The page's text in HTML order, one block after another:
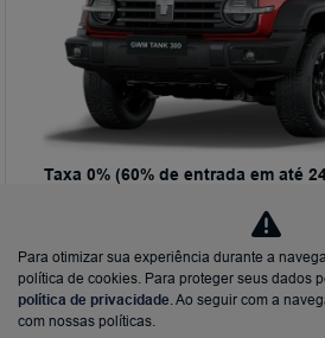
Taxa 0% (60% de entrada em até
Preço: R$342.000
SUV híbrido plug-in flex 4x4 com 394 cv
autonomia de até 74 km no modo elétrico
eletrônicos de diferencial, nove modos
conectividade completa com o aplicativo
Para otimizar sua experiência durante a
política de cookies. Para proteger seus dados
política de privacidade. Ao seguir com a
com nossas políticas.